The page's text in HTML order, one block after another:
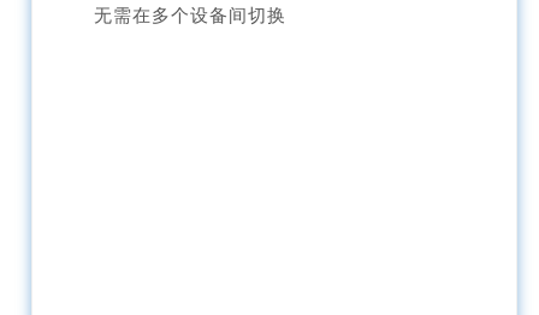
无需在多个设备间切换